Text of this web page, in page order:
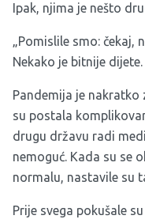
Ipak, njima je nešto
„Pomislile smo: čekaj,
Nekako je bitnije
Pandemija je nakratko
su postala
drugu državu radi
nemoguć. Kada su se
normalu, nastavile su
Prije svega pokušale